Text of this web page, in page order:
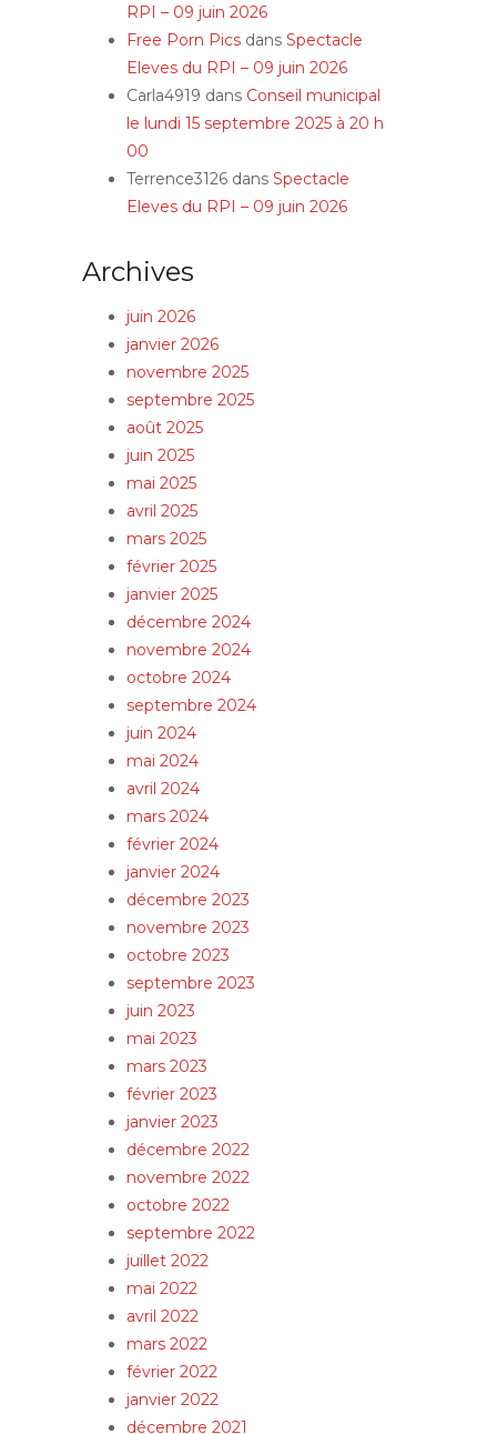
RPI – 09 juin 2026
Free Porn Pics dans Spectacle
Eleves du RPI – 09 juin 2026
Carla4919 dans Conseil municipal
le lundi 15 septembre 2025 à 20 h
00
Terrence3126 dans Spectacle
Eleves du RPI – 09 juin 2026
Archives
juin 2026
janvier 2026
novembre 2025
septembre 2025
août 2025
juin 2025
mai 2025
avril 2025
mars 2025
février 2025
janvier 2025
décembre 2024
novembre 2024
octobre 2024
septembre 2024
juin 2024
mai 2024
avril 2024
mars 2024
février 2024
janvier 2024
décembre 2023
novembre 2023
octobre 2023
septembre 2023
juin 2023
mai 2023
mars 2023
février 2023
janvier 2023
décembre 2022
novembre 2022
octobre 2022
septembre 2022
juillet 2022
mai 2022
avril 2022
mars 2022
février 2022
janvier 2022
décembre 2021